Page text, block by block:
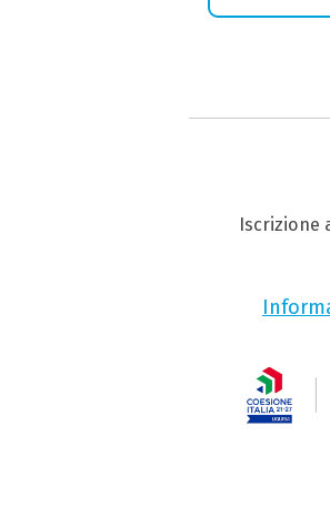
Iscrizione